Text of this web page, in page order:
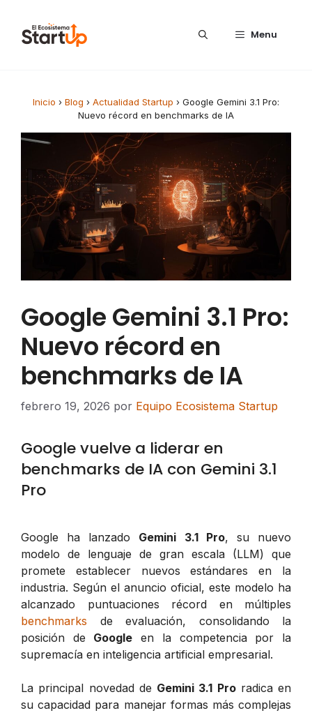
Menu
Inicio › Blog › Actualidad Startup › Google Gemini 3.1 Pro:
Nuevo récord en benchmarks de IA
Google Gemini 3.1 Pro:
Nuevo récord en
benchmarks de IA
febrero 19, 2026 por Equipo Ecosistema Startup
Google vuelve a liderar en
benchmarks de IA con Gemini 3.1
Pro
Google ha lanzado Gemini 3.1 Pro, su nuevo
modelo de lenguaje de gran escala (LLM) que
promete establecer nuevos estándares en la
industria. Según el anuncio oficial, este modelo ha
alcanzado puntuaciones récord en múltiples
benchmarks de evaluación, consolidando la
posición de Google en la competencia por la
supremacía en inteligencia artificial empresarial.
La principal novedad de Gemini 3.1 Proradica en
su capacidad para manejar formas más complejas